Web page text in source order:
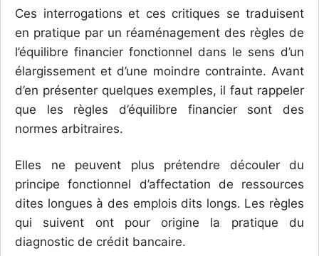
Ces interrogations et ces critiques se traduisent
en pratique par un réaménagement des règles de
l’équilibre financier fonctionnel dans le sens d’un
élargissement et d’une moindre contrainte. Avant
d’en présenter quelques exemples, il faut rappeler
que les règles d’équilibre financier sont des
normes arbitraires.
Elles ne peuvent plus prétendre découler du
principe fonctionnel d’affectation de ressources
dites longues à des emplois dits longs. Les règles
qui suivent ont pour origine la pratique du
diagnostic de crédit bancaire.